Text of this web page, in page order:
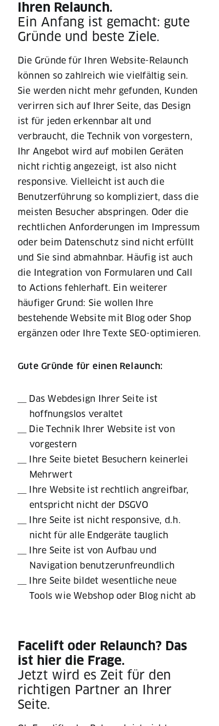
Ihren Relaunch.
Ein Anfang ist gemacht: gute
Gründe und beste Ziele.
Die Gründe für Ihren Website-Relaunch
können so zahlreich wie vielfältig sein.
Sie werden nicht mehr gefunden, Kunden
verirren sich auf Ihrer Seite, das Design
ist für jeden erkennbar alt und
verbraucht, die Technik von vorgestern,
Ihr Angebot wird auf mobilen Geräten
nicht richtig angezeigt, ist also nicht
responsive. Vielleicht ist auch die
Benutzerführung so kompliziert, dass die
meisten Besucher abspringen. Oder die
rechtlichen Anforderungen im Impressum
oder beim Datenschutz sind nicht erfüllt
und Sie sind abmahnbar. Häufig ist auch
die Integration von Formularen und Call
to Actions fehlerhaft. Ein weiterer
häufiger Grund: Sie wollen Ihre
bestehende Website mit Blog oder Shop
ergänzen oder Ihre Texte SEO-optimieren.
Gute Gründe für einen Relaunch:
Das Webdesign Ihrer Seite ist
hoffnungslos veraltet
Die Technik Ihrer Website ist von
vorgestern
Ihre Seite bietet Besuchern keinerlei
Mehrwert
Ihre Website ist rechtlich angreifbar,
entspricht nicht der DSGVO
Ihre Seite ist nicht responsive, d.h.
nicht für alle Endgeräte tauglich
Ihre Seite ist von Aufbau und
Navigation benutzerunfreundlich
Ihre Seite bildet wesentliche neue
Tools wie Webshop oder Blog nicht ab
Facelift oder Relaunch? Das
ist hier die Frage.
Jetzt wird es Zeit für den
richtigen Partner an Ihrer
Seite.